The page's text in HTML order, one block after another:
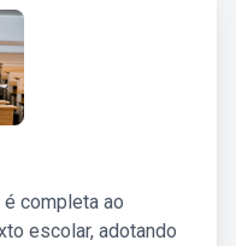
é completa ao
escolar, adotando